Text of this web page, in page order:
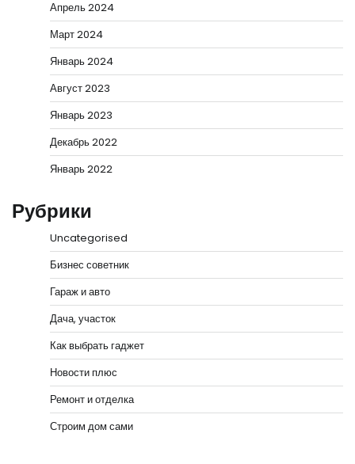
Апрель 2024
Март 2024
Январь 2024
Август 2023
Январь 2023
Декабрь 2022
Январь 2022
Рубрики
Uncategorised
Бизнес советник
Гараж и авто
Дача, участок
Как выбрать гаджет
Новости плюс
Ремонт и отделка
Строим дом сами